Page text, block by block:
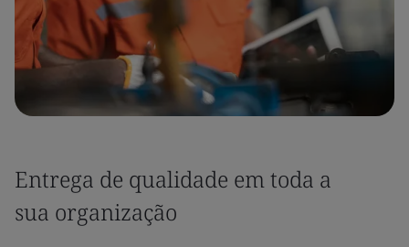
Entrega de qualidade em toda a
sua organização